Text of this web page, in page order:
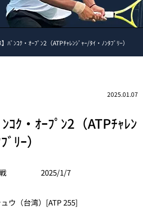
】ﾊﾞﾝｺｸ・ｵｰﾌﾟﾝ2（ATPﾁｬﾚﾝｼﾞｬｰ/ﾀｲ・ﾉﾝﾀﾌﾞﾘｰ）
2025.01.07
ﾝｺｸ・ｵｰﾌﾟﾝ2（ATPﾁｬﾚﾝ
ﾘｰ）
1回戦 2025/1/7
（台湾）[ATP 255]